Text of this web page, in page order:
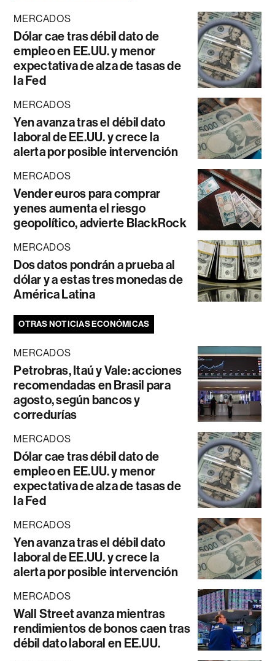
MERCADOS
Dólar cae tras débil dato de
empleo en EE.UU. y menor
expectativa de alza de tasas de
la Fed
MERCADOS
Yen avanza tras el débil dato
laboral de EE.UU. y crece la
alerta por posible intervención
MERCADOS
Vender euros para comprar
yenes aumenta el riesgo
geopolítico, advierte BlackRock
MERCADOS
Dos datos pondrán a prueba al
dólar y a estas tres monedas de
América Latina
OTRAS NOTICIAS ECONÓMICAS
MERCADOS
Petrobras, Itaú y Vale: acciones
recomendadas en Brasil para
agosto, según bancos y
corredurías
MERCADOS
Dólar cae tras débil dato de
empleo en EE.UU. y menor
expectativa de alza de tasas de
la Fed
MERCADOS
Yen avanza tras el débil dato
laboral de EE.UU. y crece la
alerta por posible intervención
MERCADOS
Wall Street avanza mientras
rendimientos de bonos caen tras
débil dato laboral en EE.UU.